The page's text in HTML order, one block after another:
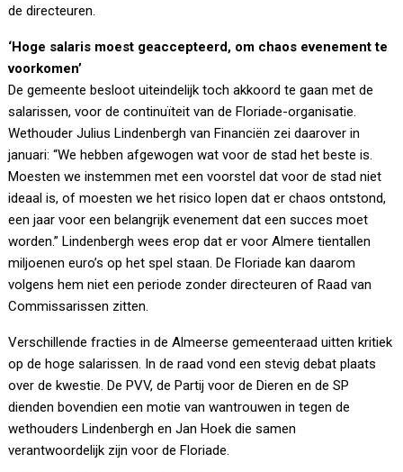
de directeuren.
‘Hoge salaris moest geaccepteerd, om chaos evenement te
voorkomen’
De gemeente besloot uiteindelijk toch akkoord te gaan met de
salarissen, voor de continuïteit van de Floriade-organisatie.
Wethouder Julius Lindenbergh van Financiën zei daarover in
januari: “We hebben afgewogen wat voor de stad het beste is.
Moesten we instemmen met een voorstel dat voor de stad niet
ideaal is, of moesten we het risico lopen dat er chaos ontstond,
een jaar voor een belangrijk evenement dat een succes moet
worden.” Lindenbergh wees erop dat er voor Almere tientallen
miljoenen euro’s op het spel staan. De Floriade kan daarom
volgens hem niet een periode zonder directeuren of Raad van
Commissarissen zitten.
Verschillende fracties in de Almeerse gemeenteraad uitten kritiek
op de hoge salarissen. In de raad vond een stevig debat plaats
over de kwestie. De PVV, de Partij voor de Dieren en de SP
dienden bovendien een motie van wantrouwen in tegen de
wethouders Lindenbergh en Jan Hoek die samen
verantwoordelijk zijn voor de Floriade.